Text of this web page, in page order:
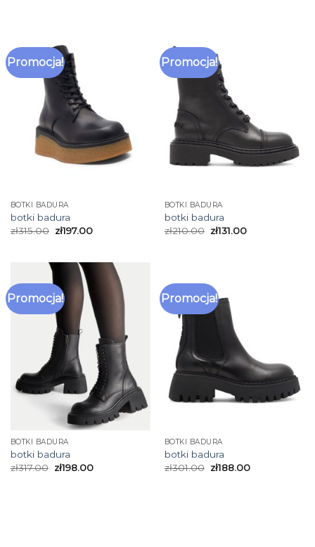
Promocja!
BOTKI BADURA
botki badura
zł315.00 zł197.00
Promocja!
BOTKI BADURA
botki badura
zł210.00 zł131.00
Promocja!
BOTKI BADURA
botki badura
zł317.00 zł198.00
Promocja!
BOTKI BADURA
botki badura
zł301.00 zł188.00